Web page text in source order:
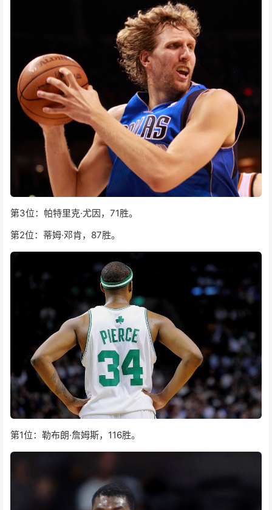
第3位：帕特里克·尤因，71胜。
第2位：蒂姆·邓肯，87胜。
第1位：勒布朗·詹姆斯，116胜。